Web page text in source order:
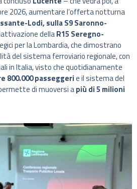
2026, aumentare l’offerta notturna
Lodi, sulla S9 Saronno-
dellaR15 Seregno-
per la Lombardia, che dimostrano
del sistema ferroviario regionale, con
in Italia, visto che quotidianamente
800.000 passeggerie il sistema del
di muoversi apiù di 5 milioni